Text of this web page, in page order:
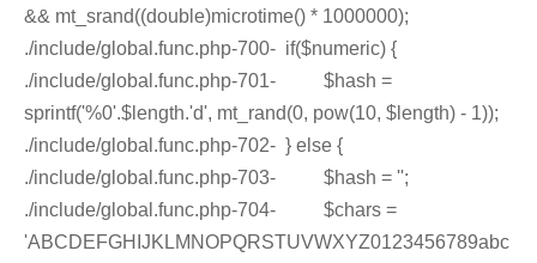
&& mt_srand((double)microtime() * 1000000);
./include/global.func.php-700- if($numeric) {
./include/global.func.php-701- $hash =
sprintf('%0'.$length.'d', mt_rand(0, pow(10, $length) - 1));
./include/global.func.php-702- } else {
./include/global.func.php-703- $hash = '';
./include/global.func.php-704- $chars =
'ABCDEFGHIJKLMNOPQRSTUVWXYZ0123456789abc